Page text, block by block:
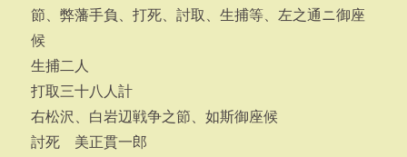
節、弊藩手負、打死、討取、生捕等、左之通ニ御座
候
生捕二人
打取三十八人計
右松沢、白岩辺戦争之節、如斯御座候
討死 美正貫一郎